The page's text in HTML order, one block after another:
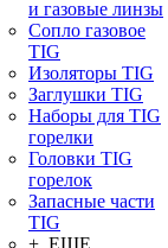
и газовые линзы
Сопло газовое
TIG
Изоляторы TIG
Заглушки TIG
Наборы для TIG
горелки
Головки TIG
горелок
Запасные части
TIG
+ ЕЩЕ